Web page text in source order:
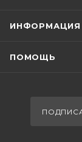
ИНФОРМАЦИЯ
ПОМОЩЬ